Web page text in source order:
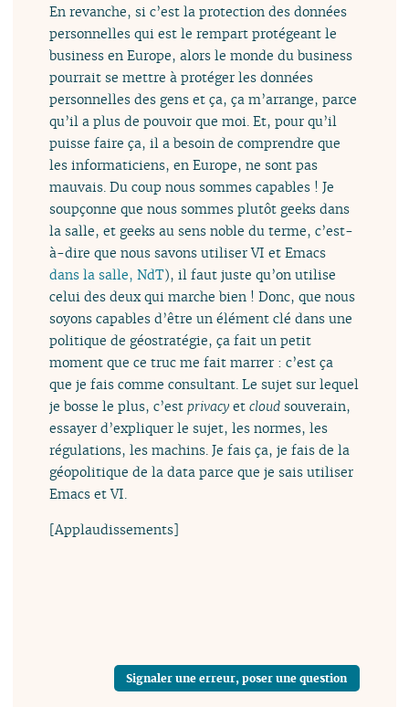
En revanche, si c’est la protection des données
personnelles qui est le rempart protégeant le
business en Europe, alors le monde du business
pourrait se mettre à protéger les données
personnelles des gens et ça, ça m’arrange, parce
qu’il a plus de pouvoir que moi. Et, pour qu’il
puisse faire ça, il a besoin de comprendre que
les informaticiens, en Europe, ne sont pas
mauvais. Du coup nous sommes capables ! Je
soupçonne que nous sommes plutôt geeks dans
la salle, et geeks au sens noble du terme, c’est-
à-dire que nous savons utiliser VI et Emacs
dans la salle, NdT), il faut juste qu’on utilise
celui des deux qui marche bien ! Donc, que nous
soyons capables d’être un élément clé dans une
politique de géostratégie, ça fait un petit
moment que ce truc me fait marrer : c’est ça
que je fais comme consultant. Le sujet sur lequel
je bosse le plus, c’est privacy etcloud souverain,
essayer d’expliquer le sujet, les normes, les
régulations, les machins. Je fais ça, je fais de la
géopolitique de la data parce que je sais utiliser
Emacs et VI.
[Applaudissements]
Signaler une erreur, poser une question